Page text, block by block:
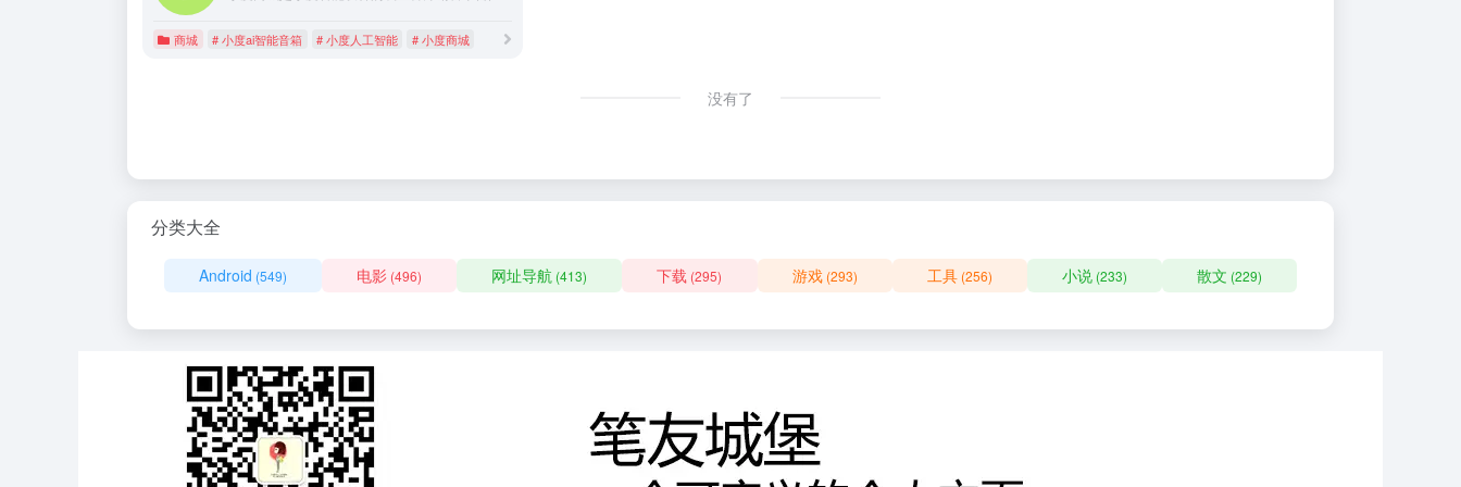
商城 # 小度ai智能音箱 # 小度人工智能 # 小度商城
没有了
分类大全
Android (549) 电影 (496) 网址导航 (413) 下载 (295) 游戏(293) 工具(256) 小说(233) 散文 (229)